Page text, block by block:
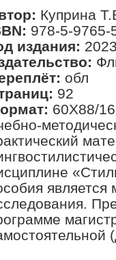
Куприна
978-5-9765-
издания:
обл
92
60Х88/16